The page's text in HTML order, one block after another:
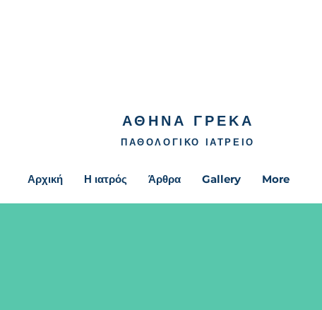
ΑΘΗΝΑ ΓΡΕΚΑ
ΠΑΘΟΛΟΓΙΚΟ ΙΑΤΡΕΙΟ
Αρχική Η ιατρός Άρθρα Gallery More